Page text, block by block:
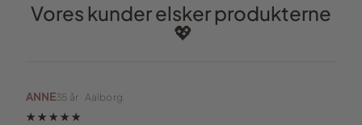
Vores kunder elsker produkterne
💖
ANNE35 år · Aalborg
★★★★★